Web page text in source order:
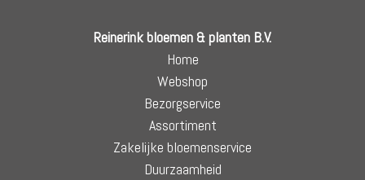
Reinerink bloemen & planten B.V.
Home
Webshop
Bezorgservice
Assortiment
Zakelijke bloemenservice
Duurzaamheid